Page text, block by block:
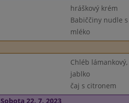
hráškový krém
Babiččiny nudle
mléko
Chléb
jablko
čaj s citronem
Sobota 22. 7. 2023